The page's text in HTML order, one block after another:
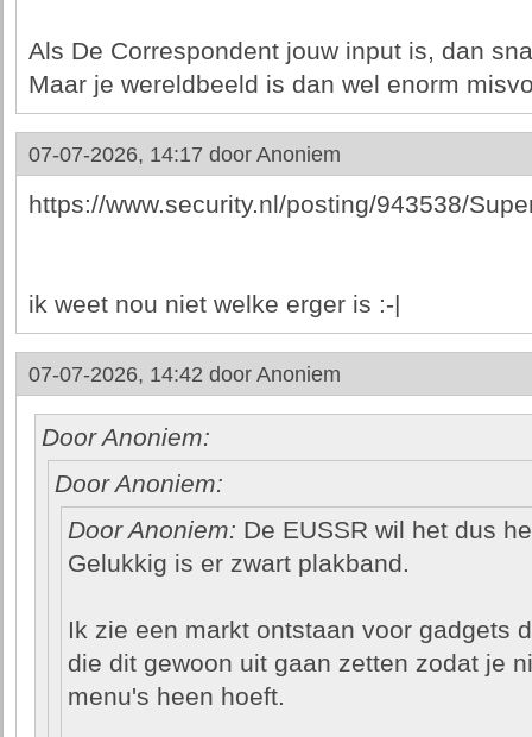
Als De Correspondent jouw input is, dan
Maar je wereldbeeld is dan wel enorm
07-07-2026, 14:17 door Anoniem
https://www.security.nl/posting/943538/
ik weet nou niet welke erger is :-|
07-07-2026, 14:42 door Anoniem
Door Anoniem:
Door Anoniem:
Door Anoniem: De EUSSR wil het dus
Gelukkig is er zwart plakband.
Ik zie een markt ontstaan voor gadgets
die dit gewoon uit gaan zetten zodat je
menu's heen hoeft.